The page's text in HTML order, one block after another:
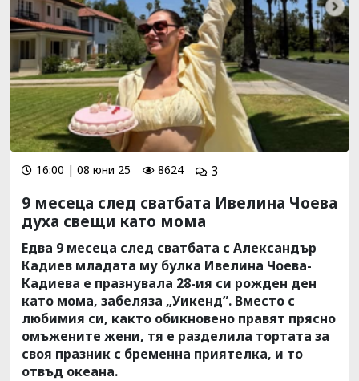
16:00 | 08 юни 25 8624 3
9 месеца след сватбата Ивелина Чоева
духа свещи като мома
Едва 9 месеца след сватбата с Александър
Кадиев младата му булка Ивелина Чоева-
Кадиева е празнувала 28-ия си рожден ден
като мома, забеляза „Уикенд”. Вместо с
любимия си, както обикновено правят прясно
омъжените жени, тя е разделила тортата за
своя празник с бременна приятелка, и то
отвъд океана.